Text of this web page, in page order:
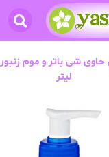
لیتر